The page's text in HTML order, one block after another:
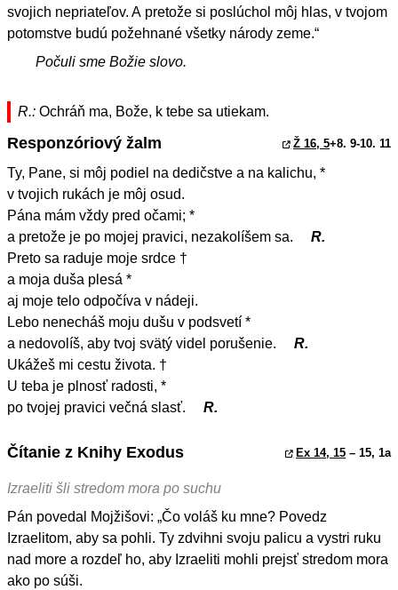
svojich nepriateľov. A pretože si poslúchol môj hlas, v tvojom
potomstve budú požehnané všetky národy zeme.“
Počuli sme Božie slovo.
R.: Ochráň ma, Bože, k tebe sa utiekam.
Responzóriový žalm Ž 16, 5+8. 9-10. 11
Ty, Pane, si môj podiel na dedičstve a na kalichu, *
v tvojich rukách je môj osud.
Pána mám vždy pred očami; *
a pretože je po mojej pravici, nezakolíšem sa.
R.
Preto sa raduje moje srdce †
a moja duša plesá *
aj moje telo odpočíva v nádeji.
Lebo nenecháš moju dušu v podsvetí *
a nedovolíš, aby tvoj svätý videl porušenie.
R.
Ukážeš mi cestu života. †
U teba je plnosť radosti, *
po tvojej pravici večná slasť.
R.
Čítanie z Knihy Exodus Ex 14, 15 – 15, 1a
Izraeliti šli stredom mora po suchu
Pán povedal Mojžišovi: „Čo voláš ku mne? Povedz
Izraelitom, aby sa pohli. Ty zdvihni svoju palicu a vystri ruku
nad more a rozdeľ ho, aby Izraeliti mohli prejsť stredom mora
ako po súši.